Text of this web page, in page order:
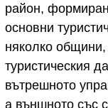
район,
основни
няколко общини,
туристическия
вътрешното
а външното със